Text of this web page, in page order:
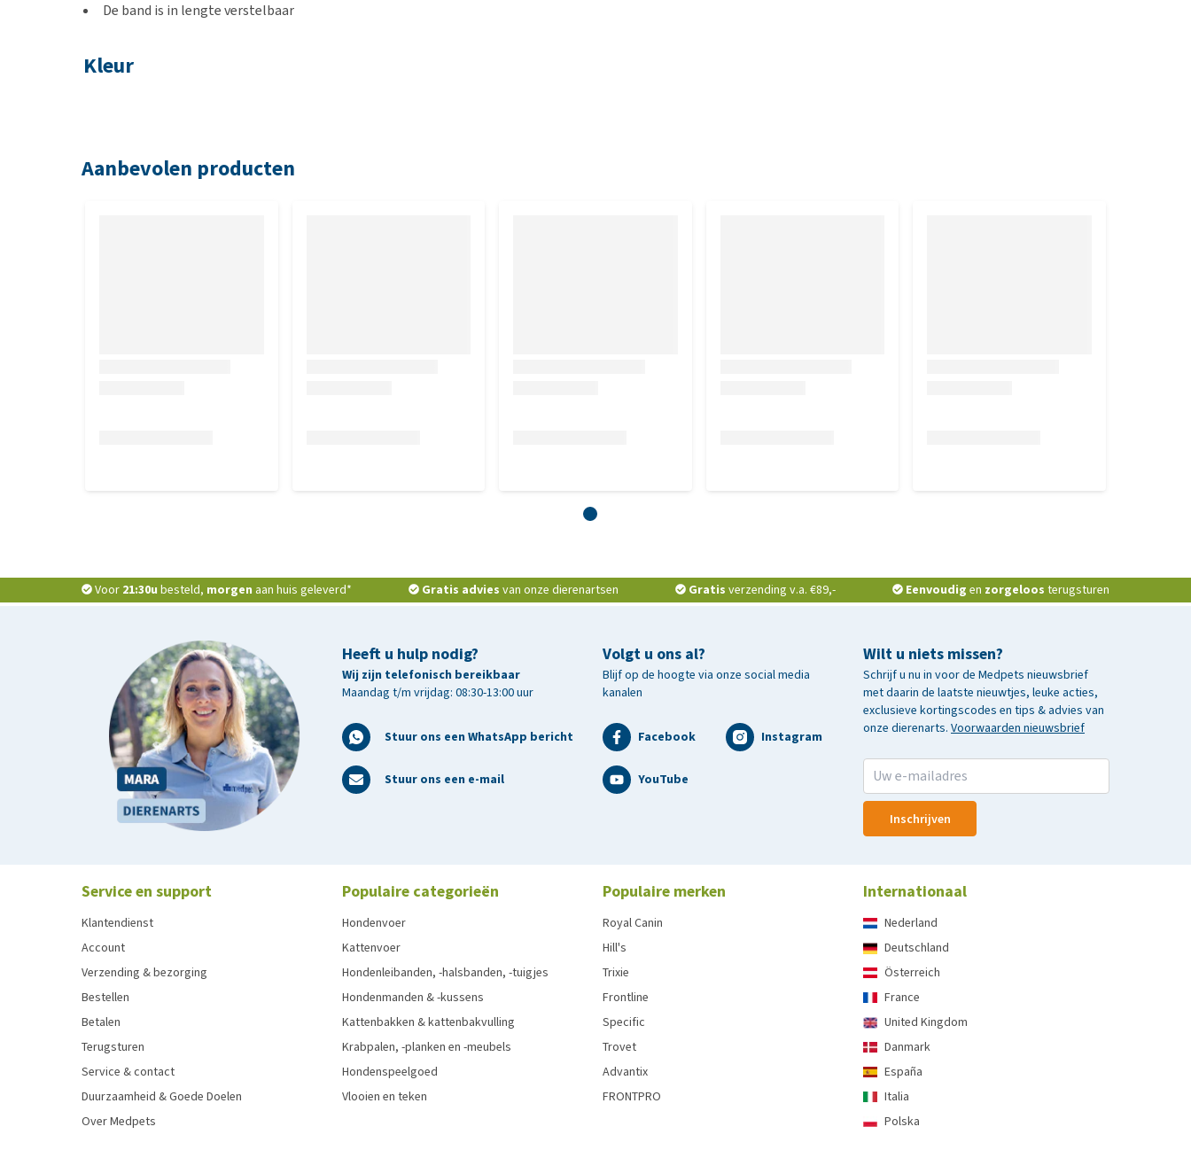
De band is in lengte verstelbaar
Kleur
Afmetingen
Aanbevolen producten
Voor 21:30u besteld, morgen aan huis geleverd* Gratis advies van onze dierenartsen Gratis verzending v.a. €89,- Eenvoudig en zorgeloos terugsturen
Heeft u hulp nodig?
Wij zijn telefonisch bereikbaar
Maandag t/m vrijdag: 08:30-13:00 uur
Stuur ons een WhatsApp bericht
Stuur ons een e-mail
Wilt u niets missen?
Schrijf u nu in voor de Medpets nieuwsbrief
met daarin de laatste nieuwtjes, leuke acties,
exclusieve kortingscodes en tips & advies van
onze dierenarts. Voorwaarden nieuwsbrief
Inschrijven
Volgt u ons al?
Blijf op de hoogte via onze social media
kanalen
Facebook Instagram
YouTube
Service en support
Klantendienst
Account
Verzending & bezorging
Bestellen
Betalen
Terugsturen
Service & contact
Duurzaamheid & Goede Doelen
Over Medpets
Populaire categorieën
Hondenvoer
Kattenvoer
Hondenleibanden, -halsbanden, -tuigjes
Hondenmanden & -kussens
Kattenbakken & kattenbakvulling
Krabpalen, -planken en -meubels
Hondenspeelgoed
Vlooien en teken
Populaire merken
Royal Canin
Hill's
Trixie
Frontline
Specific
Trovet
Advantix
FRONTPRO
Internationaal
Nederland
Deutschland
Österreich
France
United Kingdom
Danmark
España
Italia
Polska